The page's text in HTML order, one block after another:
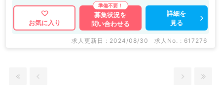
お気に入り
募集状況を
問い合わせる
詳細を
見る
求人更新日 : 2024/08/30 求人No. : 617276